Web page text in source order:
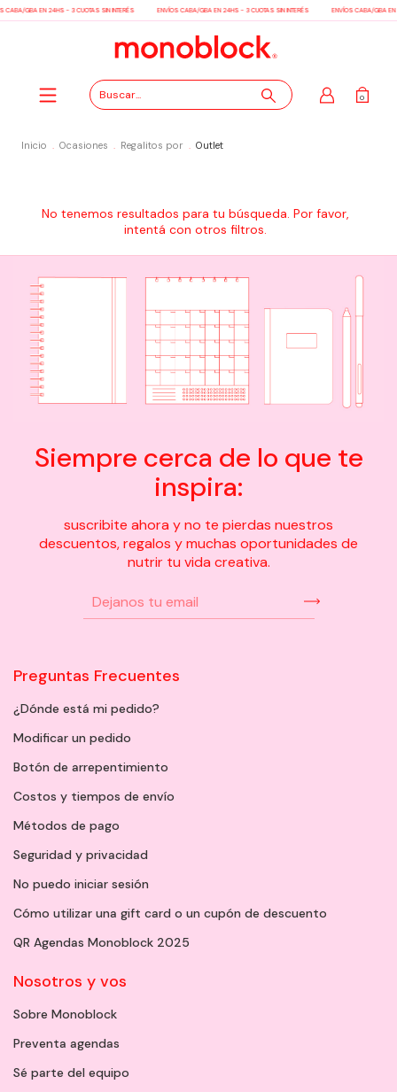
CABA/GBA EN 24HS - 3 CUOTAS SIN INTERÉS ENVÍOS CABA/GBA EN 24HS - 3 CUOTAS SIN INTERÉS ENVÍOS CABA/GBA EN
0
Inicio . Ocasiones . Regalitos por . Outlet
No tenemos resultados para tu búsqueda. Por favor,
intentá con otros filtros.
Siempre cerca de lo que te
inspira:
suscribite ahora y no te pierdas nuestros
descuentos, regalos y muchas oportunidades de
nutrir tu vida creativa.
Preguntas Frecuentes
¿Dónde está mi pedido?
Modificar un pedido
Botón de arrepentimiento
Costos y tiempos de envío
Métodos de pago
Seguridad y privacidad
No puedo iniciar sesión
Cómo utilizar una gift card o un cupón de descuento
QR Agendas Monoblock 2025
Nosotros y vos
Sobre Monoblock
Preventa agendas
Sé parte del equipo